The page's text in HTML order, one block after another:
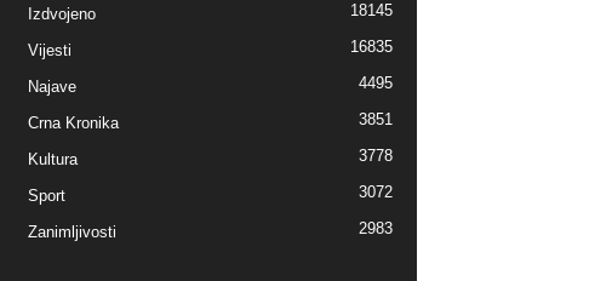
Izdvojeno 18145
Vijesti 16835
Najave 4495
Crna Kronika 3851
Kultura 3778
Sport 3072
Zanimljivosti 2983